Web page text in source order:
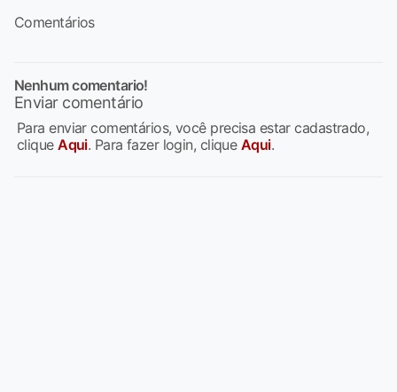
Comentários
Nenhum comentario!
Enviar comentário
Para enviar comentários, você precisa estar cadastrado,
cliqueAqui. Para fazer login, clique Aqui.